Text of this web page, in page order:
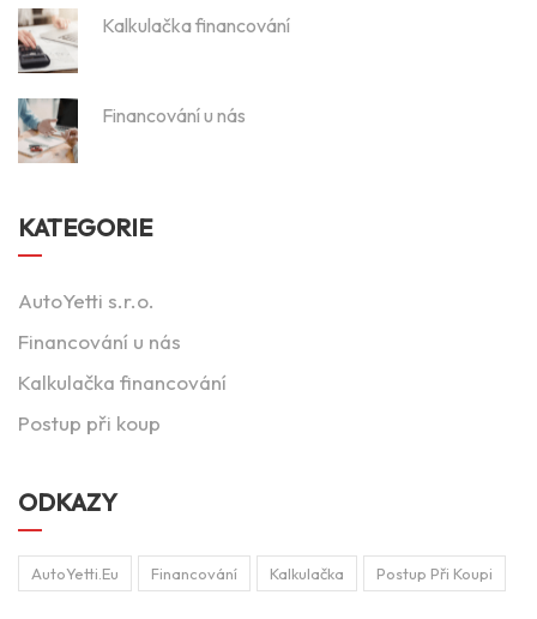
Kalkulačka financování
Financování u nás
KATEGORIE
AutoYetti s.r.o.
Financování u nás
Kalkulačka financování
Postup při koup
ODKAZY
AutoYetti.eu Financování Kalkulačka Postup Při Koupi